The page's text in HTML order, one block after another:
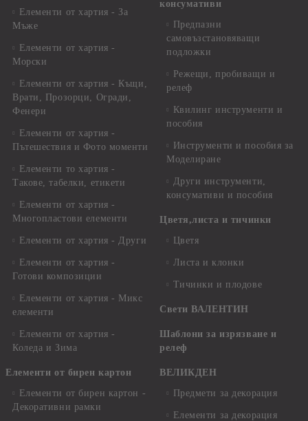
Елементи от хартия - За
Мъже
Елементи от хартия -
Морски
Елементи от хартия - Къщи,
Врати, Прозорци, Огради,
Фенери
Елементи от хартия -
Пътешествия и Фото моменти
Елементи то хартия -
Такове, табелки, етикети
Елементи от хартия -
Многопластови елементи
Елементи от хартия - Други
Елементи от хартия -
Готови композиции
Елементи от хартия - Микс
елементи
Елементи от хартия -
Коледа и Зима
Елементи от бирен картон
Елементи от бирен картон -
Декоративни рамки
консумативи
Предпазни
самовъзстановяващи
подложки
Режещи, пробиващи и
релеф
Квилинг инструменти и
пособия
Инструменти и пособия за
Моделиране
Други инструменти,
консумативи и пособия
Цветя,листа и тичинки
Цветя
Листа и клонки
Тичинки и плодове
Свети ВАЛЕНТИН
Шаблони за изрязване и
релеф
ВЕЛИКДЕН
Предмети за декорация
Елементи за декорация